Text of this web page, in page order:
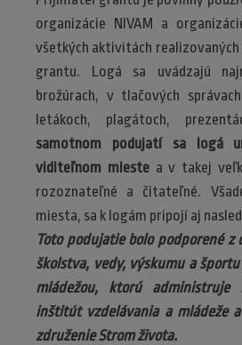
organizácie NIVAM a
všetkých aktivitách realizovaných
grantu. Logá sa uvádzajú
brožúrach, v tlačových
letákoch, plagátoch,
samotnom podujatí sa logá
viditeľnom miestea v takej
rozoznateľné a čitateľné.
miesta, sa k logám pripojí aj
Toto podujatie bolo podporené
školstva, vedy, výskumu a
mládežou, ktorú administruje
inštitút vzdelávania a mládeže
združenie Strom života.